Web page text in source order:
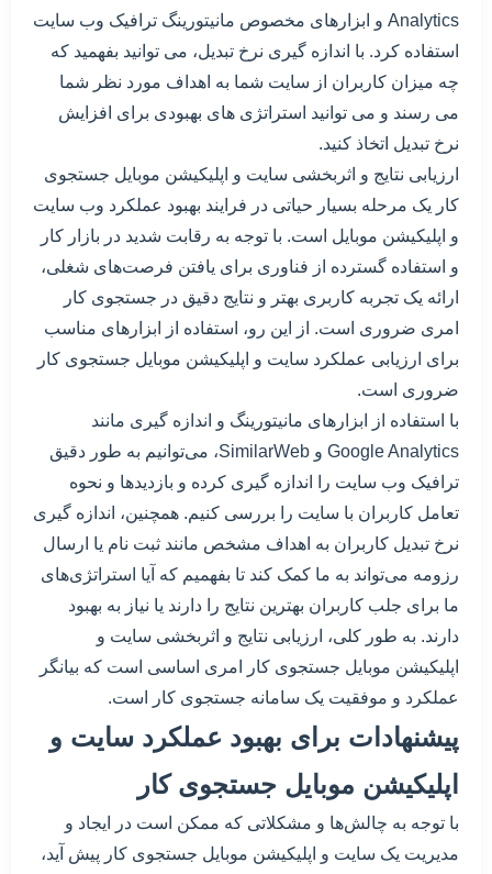
Analytics و ابزارهای مخصوص مانیتورینگ ترافیک وب سایت
استفاده کرد. با اندازه گیری نرخ تبدیل، می توانید بفهمید که
چه میزان کاربران از سایت شما به اهداف مورد نظر شما
می رسند و می توانید استراتژی های بهبودی برای افزایش
نرخ تبدیل اتخاذ کنید.
ارزیابی نتایج و اثربخشی سایت و اپلیکیشن موبایل جستجوی
کار یک مرحله بسیار حیاتی در فرایند بهبود عملکرد وب سایت
و اپلیکیشن موبایل است. با توجه به رقابت شدید در بازار کار
و استفاده گسترده از فناوری برای یافتن فرصت‌های شغلی،
ارائه یک تجربه کاربری بهتر و نتایج دقیق در جستجوی کار
امری ضروری است. از این رو، استفاده از ابزارهای مناسب
برای ارزیابی عملکرد سایت و اپلیکیشن موبایل جستجوی کار
ضروری است.
با استفاده از ابزارهای مانیتورینگ و اندازه گیری مانند
Google Analytics و SimilarWeb، می‌توانیم به طور دقیق
ترافیک وب سایت را اندازه گیری کرده و بازدید‌ها و نحوه
تعامل کاربران با سایت را بررسی کنیم. همچنین، اندازه گیری
نرخ تبدیل کاربران به اهداف مشخص مانند ثبت نام یا ارسال
رزومه می‌تواند به ما کمک کند تا بفهمیم که آیا استراتژی‌های
ما برای جلب کاربران بهترین نتایج را دارند یا نیاز به بهبود
دارند. به طور کلی، ارزیابی نتایج و اثربخشی سایت و
اپلیکیشن موبایل جستجوی کار امری اساسی است که بیانگر
عملکرد و موفقیت یک سامانه جستجوی کار است.
پیشنهادات برای بهبود عملکرد سایت و
اپلیکیشن موبایل جستجوی کار
با توجه به چالش‌ها و مشکلاتی که ممکن است در ایجاد و
مدیریت یک سایت و اپلیکیشن موبایل جستجوی کار پیش آید،